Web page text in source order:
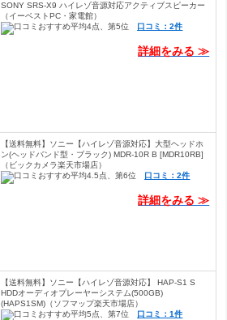
SONY SRS-X9 ハイレゾ音源対応アクティブスピーカー
（イーベストPC・家電館）
口コミ：2件
詳細をみる ≫
【送料無料】ソニー【ハイレゾ音源対応】大型ヘッドホ
ン(ヘッドバンド型・ブラック) MDR-10R B [MDR10RB]
（ビックカメラ楽天市場店）
口コミ：2件
詳細をみる ≫
【送料無料】ソニー【ハイレゾ音源対応】 HAP-S1 S
HDDオーディオプレーヤーシステム(500GB)
(HAPS1SM)（ソフマップ楽天市場店）
口コミ：1件